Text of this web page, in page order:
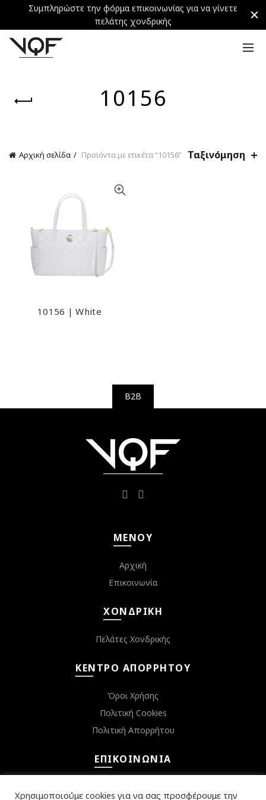
10156
Αρχική σελίδα Προϊόντα με ετικέτα “10156” Ταξινόμηση
10156 | White
B2B
ΜΕΝΟΎ
Αρχική
Επικοινωνία
ΧΟΝΔΡΙΚΉ
Πελάτες Χονδρικής
ΚΈΝΤΡΟ ΑΠΟΡΡΉΤΟΥ
Όροι Χρήσης
Πολιτική Cookies
Πολιτική Απορρήτου
ΕΠΙΚΟΙΝΩΝΊΑ
Κεφαλληνίας 6, Αργυρούπολη 16452
Χρησιμοποιούμε cookies για να σας προσφέρουμε την
Συμπληρώστε την φόρμα επικοινωνίας για να γίνετε
πελάτης χονδρικής